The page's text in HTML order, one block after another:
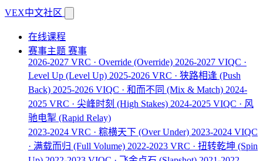
VEX中文社区
在线课程
赛事主题 赛事
2026-2027 VRC · Override (Override) 2026-2027 VIQC ·
Level Up (Level Up) 2025-2026 VRC · 狭路相逢 (Push
Back) 2025-2026 VIQC · 和而不同 (Mix & Match) 2024-
2025 VRC · 尖峰时刻 (High Stakes) 2024-2025 VIQC · 风
驰电掣 (Rapid Relay)
2023-2024 VRC · 粽横天下 (Over Under) 2023-2024 VIQC
· 满载而归 (Full Volume) 2022-2023 VRC · 扭转乾坤 (Spin